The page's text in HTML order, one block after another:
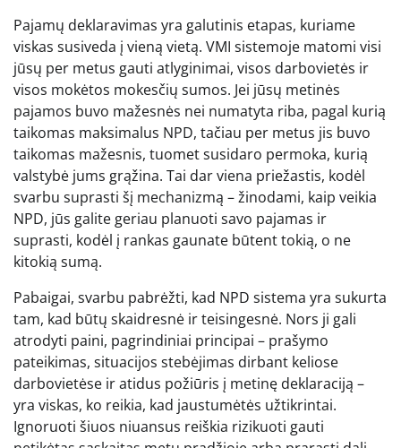
Pajamų deklaravimas yra galutinis etapas, kuriame
viskas susiveda į vieną vietą. VMI sistemoje matomi visi
jūsų per metus gauti atlyginimai, visos darbovietės ir
visos mokėtos mokesčių sumos. Jei jūsų metinės
pajamos buvo mažesnės nei numatyta riba, pagal kurią
taikomas maksimalus NPD, tačiau per metus jis buvo
taikomas mažesnis, tuomet susidaro permoka, kurią
valstybė jums grąžina. Tai dar viena priežastis, kodėl
svarbu suprasti šį mechanizmą – žinodami, kaip veikia
NPD, jūs galite geriau planuoti savo pajamas ir
suprasti, kodėl į rankas gaunate būtent tokią, o ne
kitokią sumą.
Pabaigai, svarbu pabrėžti, kad NPD sistema yra sukurta
tam, kad būtų skaidresnė ir teisingesnė. Nors ji gali
atrodyti paini, pagrindiniai principai – prašymo
pateikimas, situacijos stebėjimas dirbant keliose
darbovietėse ir atidus požiūris į metinę deklaraciją –
yra viskas, ko reikia, kad jaustumėtės užtikrintai.
Ignoruoti šiuos niuansus reiškia rizikuoti gauti